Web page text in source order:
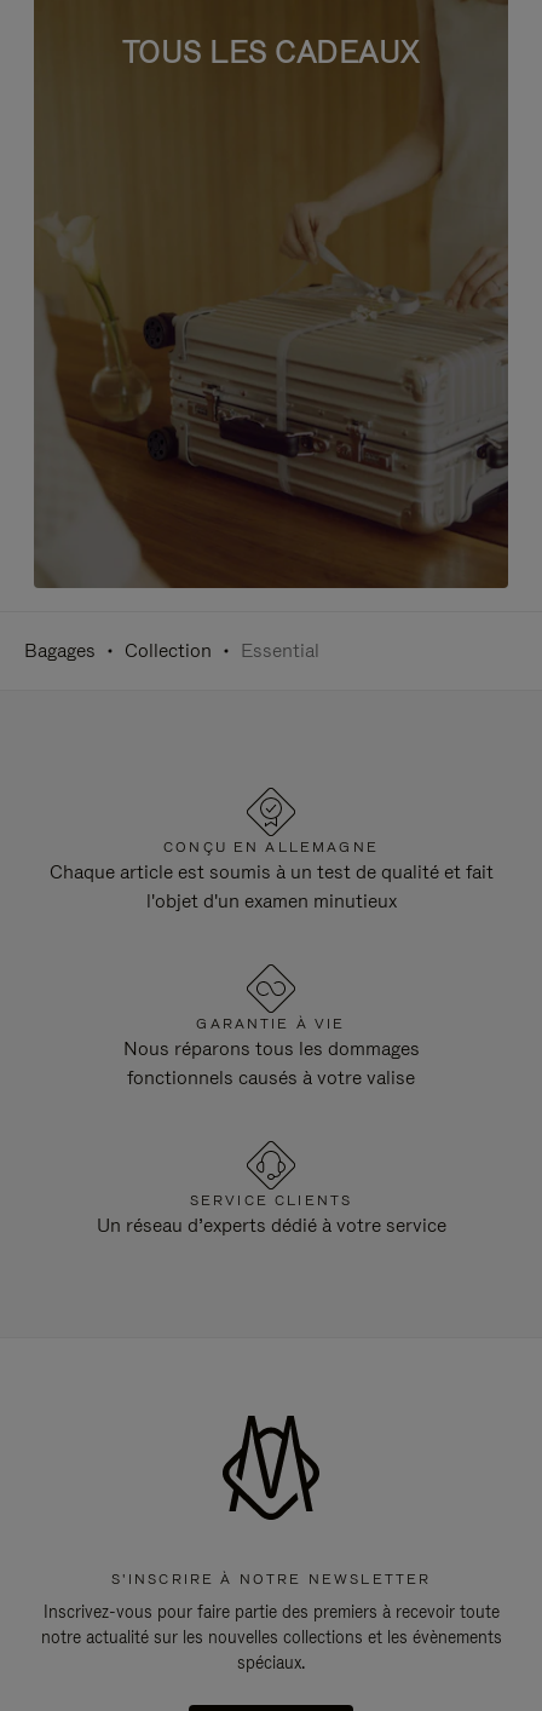
TOUS LES CADEAUX
Bagages Collection Essential
CONÇU EN ALLEMAGNE
Chaque article est soumis à un test de qualité et fait
l'objet d'un examen minutieux
GARANTIE À VIE
Nous réparons tous les dommages
fonctionnels causés à votre valise
SERVICE CLIENTS
Un réseau d’experts dédié à votre service
S'INSCRIRE À NOTRE NEWSLETTER
Inscrivez-vous pour faire partie des premiers à recevoir toute
notre actualité sur les nouvelles collections et les évènements
spéciaux.